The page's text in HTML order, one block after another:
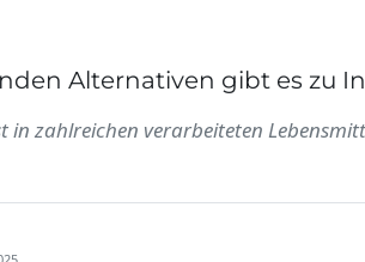
Alternativen gibt es zu
in zahlreichen verarbeiteten